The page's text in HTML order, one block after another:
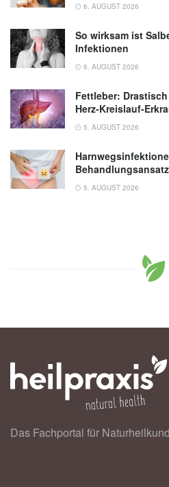
6. AUGUST 2026
So wirksam ist
Infektionen
6. AUGUST 2026
Fettleber:
Herz-Kreislauf-
5. AUGUST 2026
5. AUGUST 2026
Das Fachportal für